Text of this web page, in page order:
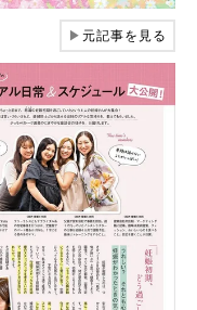
▶元記事を見る